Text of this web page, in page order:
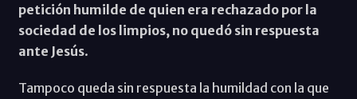
petición humilde de quien era rechazado por la
sociedad de los limpios, no quedó sin respuesta
ante Jesús.
Tampoco queda sin respuesta la humildad con la que